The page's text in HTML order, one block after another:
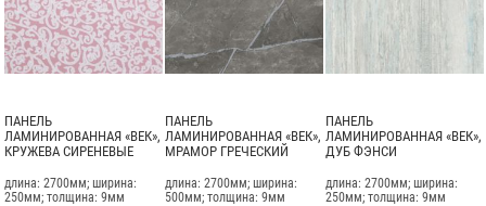
ПАНЕЛЬ
ЛАМИНИРОВАННАЯ «ВЕК»,
КРУЖЕВА СИРЕНЕВЫЕ
длина: 2700мм; ширина:
250мм; толщина: 9мм
ПАНЕЛЬ
ЛАМИНИРОВАННАЯ «ВЕК»,
МРАМОР ГРЕЧЕСКИЙ
длина: 2700мм; ширина:
500мм; толщина: 9мм
ПАНЕЛЬ
ЛАМИНИРОВАННАЯ «ВЕК»,
ДУБ ФЭНСИ
длина: 2700мм; ширина:
250мм; толщина: 9мм